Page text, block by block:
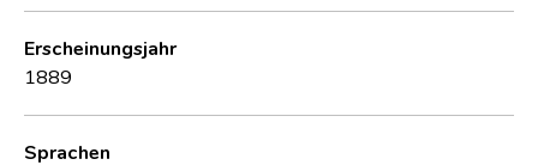
Erscheinungsjahr
1889
Sprachen